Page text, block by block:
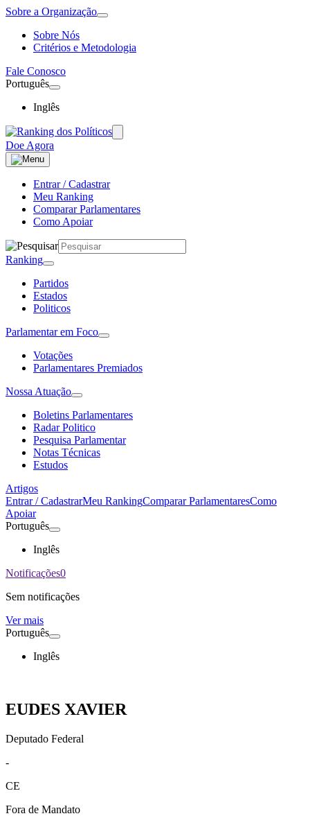
Sobre a Organização
Sobre Nós
Critérios e Metodologia
Fale Conosco
Português
Inglês
Doe Agora
Entrar / Cadastrar
Meu Ranking
Comparar Parlamentares
Como Apoiar
Ranking
Partidos
Estados
Politicos
Parlamentar em Foco
Votações
Parlamentares Premiados
Nossa Atuação
Boletins Parlamentares
Radar Politico
Pesquisa Parlamentar
Notas Técnicas
Estudos
Artigos
Entrar / CadastrarMeu RankingComparar ParlamentaresComo
Apoiar
Português
Inglês
Notificações0
Sem notificações
Ver mais
Português
Inglês
EUDES XAVIER
Deputado Federal
-
CE
Fora de Mandato